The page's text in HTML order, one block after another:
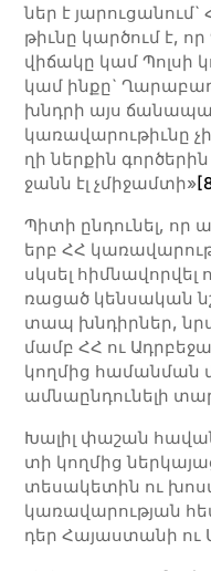
ներ է
թիւ­նը կար­­ծում է,
վի­­ճա­­կը կամ Պոլ­­սի
կամ ին­­քը`
խնդրի այս
կա­­ռա­­վա­­րու­­թիւ­­նը
ղի ներ­­քին
ջանն էլ չմի­ջամ­տի»
Պիտի ընդունել,
երբ ՀՀ
սկսել
ռա­ցած կեն­սա­կան
տապ խնդիր­ներ,
մամբ ՀՀ ու
կող­մից հա­ման­ման
ամ­նաըն­դուն­ելի
Խա­լիլ փա­շան
տի կող­մից
տե­սա­կե­տին ու
կա­ռա­վա­րու­թյան
դեր Հա­յաս­տա­նի ու